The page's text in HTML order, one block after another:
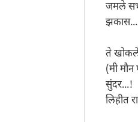
जमले
ते खोकले
(मी
सुंदर...!
लिहीत